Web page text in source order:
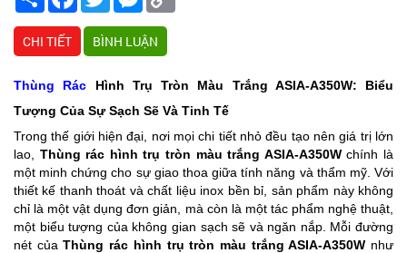
CHI TIẾT BÌNH LUẬN
Thùng Rác Hình Trụ Tròn Màu Trắng ASIA-A350W: Biểu
Tượng Của Sự Sạch Sẽ Và Tinh Tế
Trong thế giới hiện đại, nơi mọi chi tiết nhỏ đều tạo nên giá trị lớn
lao, Thùng rác hình trụ tròn màu trắng ASIA-A350Wchính là
một minh chứng cho sự giao thoa giữa tính năng và thẩm mỹ. Với
thiết kế thanh thoát và chất liệu inox bền bỉ, sản phẩm này không
chỉ là một vật dụng đơn giản, mà còn là một tác phẩm nghệ thuật,
một biểu tượng của không gian sạch sẽ và ngăn nắp. Mỗi đường
nét củaThùng rác hình trụ tròn màu trắng ASIA-A350W như